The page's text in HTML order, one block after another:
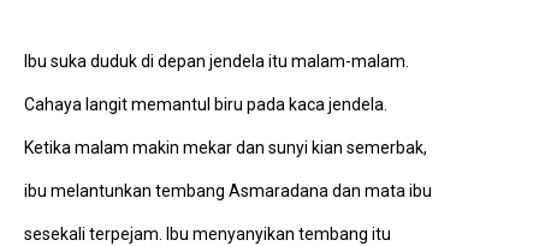
Ibu suka duduk di depan jendela itu malam-malam.
Cahaya langit memantul biru pada kaca jendela.
Ketika malam makin mekar dan sunyi kian semerbak,
ibu melantunkan tembang Asmaradana dan mata ibu
sesekali terpejam. Ibu menyanyikan tembang itu